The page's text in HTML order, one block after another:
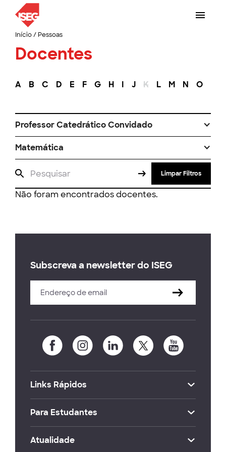
Início/ Pessoas
Docentes
A B C D E F G H I J K L M N O
Professor Catedrático Convidado
Matemática
Limpar Filtros
Não foram encontrados docentes.
Subscreva a newsletter do ISEG
Links Rápidos
Para Estudantes
Atualidade